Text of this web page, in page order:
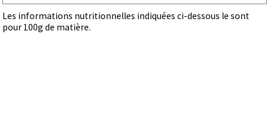
Les informations nutritionnelles indiquées ci-dessous le sont
pour 100g de matière.